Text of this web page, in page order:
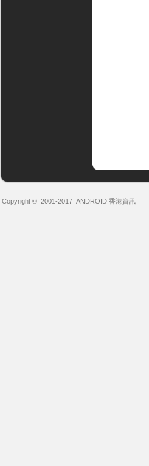
Copyright © 2001-2017 ANDROID 香港資訊